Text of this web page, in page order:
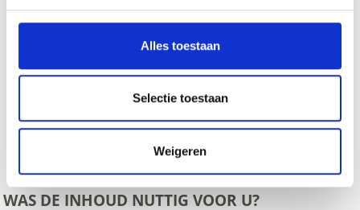
Alles toestaan
Selectie toestaan
Weigeren
WAS DE INHOUD NUTTIG VOOR U?